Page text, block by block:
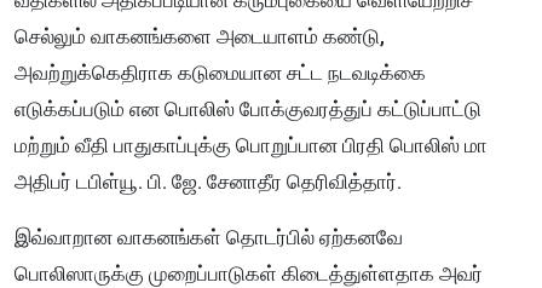
செல்லும் வாகனங்களை அடையாளம் கண்டு,
அவற்றுக்கெதிராக கடுமையான சட்ட நடவடிக்கை
எடுக்கப்படும் என பொலிஸ் போக்குவரத்துப் கட்டுப்பாட்டு
மற்றும் வீதி பாதுகாப்புக்கு பொறுப்பான பிரதி பொலிஸ் மா
அதிபர் டபிள்யூ. பி. ஜே. சேனாதீர தெரிவித்தார்.
இவ்வாறான வாகனங்கள் தொடர்பில் ஏற்கனவே
பொலிஸாருக்கு முறைப்பாடுகள் கிடைத்துள்ளதாக அவர்